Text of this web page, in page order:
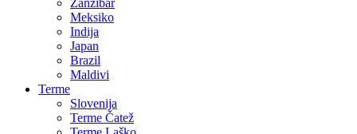
Zanzibar
Meksiko
Indija
Japan
Brazil
Maldivi
Terme
Slovenija
Terme Čatež